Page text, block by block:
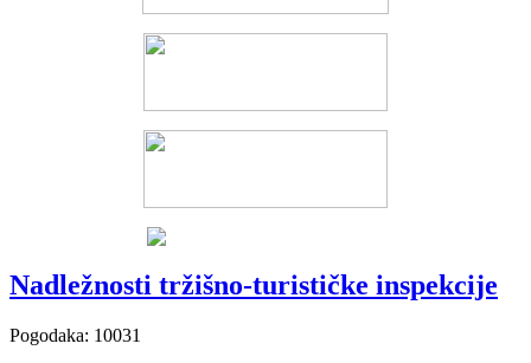
Nadležnosti tržišno-turističke inspekcije
Pogodaka: 10031